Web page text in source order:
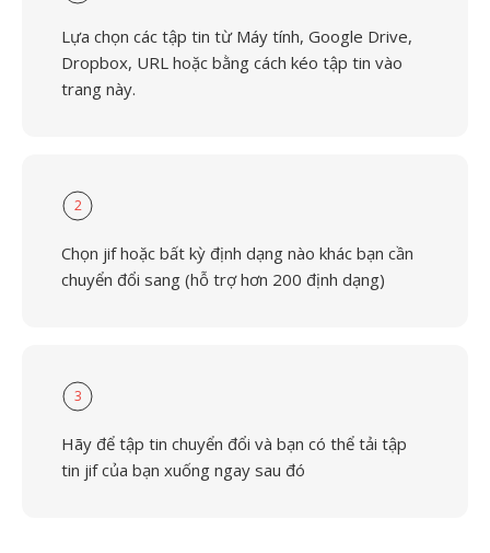
Lựa chọn các tập tin từ Máy tính, Google Drive,
Dropbox, URL hoặc bằng cách kéo tập tin vào
trang này.
2
Chọn jif hoặc bất kỳ định dạng nào khác bạn cần
chuyển đổi sang (hỗ trợ hơn 200 định dạng)
3
Hãy để tập tin chuyển đổi và bạn có thể tải tập
tin jif của bạn xuống ngay sau đó